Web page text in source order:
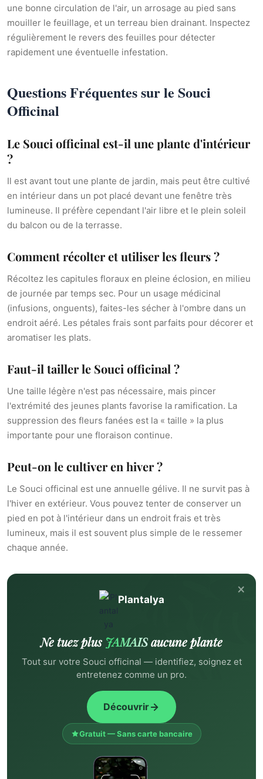
une bonne circulation de l'air, un arrosage au pied sans
mouiller le feuillage, et un terreau bien drainant. Inspectez
régulièrement le revers des feuilles pour détecter
rapidement une éventuelle infestation.
Questions Fréquentes sur le Souci
Officinal
Le Souci officinal est-il une plante d'intérieur
?
Il est avant tout une plante de jardin, mais peut être cultivé
en intérieur dans un pot placé devant une fenêtre très
lumineuse. Il préfère cependant l'air libre et le plein soleil
du balcon ou de la terrasse.
Comment récolter et utiliser les fleurs ?
Récoltez les capitules floraux en pleine éclosion, en milieu
de journée par temps sec. Pour un usage médicinal
(infusions, onguents), faites-les sécher à l'ombre dans un
endroit aéré. Les pétales frais sont parfaits pour décorer et
aromatiser les plats.
Faut-il tailler le Souci officinal ?
Une taille légère n'est pas nécessaire, mais pincer
l'extrémité des jeunes plants favorise la ramification. La
suppression des fleurs fanées est la « taille » la plus
importante pour une floraison continue.
Peut-on le cultiver en hiver ?
Le Souci officinal est une annuelle gélive. Il ne survit pas à
l'hiver en extérieur. Vous pouvez tenter de conserver un
pied en pot à l'intérieur dans un endroit frais et très
lumineux, mais il est souvent plus simple de le ressemer
chaque année.
×
Plantalya
Ne tuez plus JAMAISaucune plante
Tout sur votre Souci officinal — identifiez, soignez et
entretenez comme un pro.
Découvrir
Gratuit — Sans carte bancaire